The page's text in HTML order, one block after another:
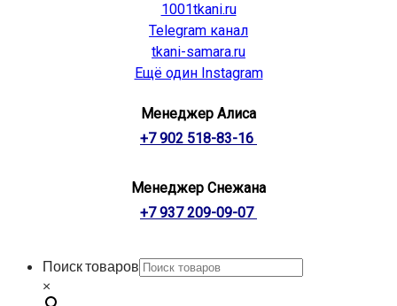
1001tkani.ru
Telegram канал
tkani-samara.ru
Ещё один Instagram
Менеджер Алиса
+7 902 518-83-16
Менеджер Снежана
+7 937 209-09-07
Поиск товаров
×